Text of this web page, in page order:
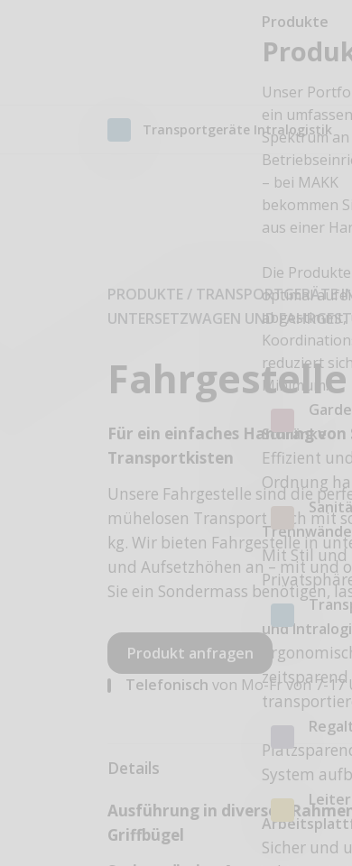
Produkte
Unser
ein
Spektrum an
– bei MAKK
bekommen
aus einer
Die
optimal
abgestimmt,
reduziert
Minimum.
Schränke
Effizient
Ordnung
Trennwände
Mit Stil und
und
zeitsparend
System
Sicher und
Transport​geräte Intralogistik
PRODUKTE / TRANSPORT​GERÄTE
UNTERSETZWAGEN UND
Fahrgestelle
Für ein einfaches Handling
Transportkisten
Unsere Fahrgestelle sind die
mühelosen Transport auch mit
kg. Wir bieten Fahrgestelle in
und Aufsetzhöhen an – mit und
Sie ein Sondermass benötigen,
Produkt anfragen
Telefonisch von Mo-Fr von 7-17
Details
Ausführung in diversen
Griffbügel